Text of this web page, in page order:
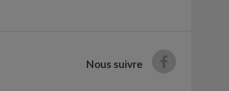
Nous suivre